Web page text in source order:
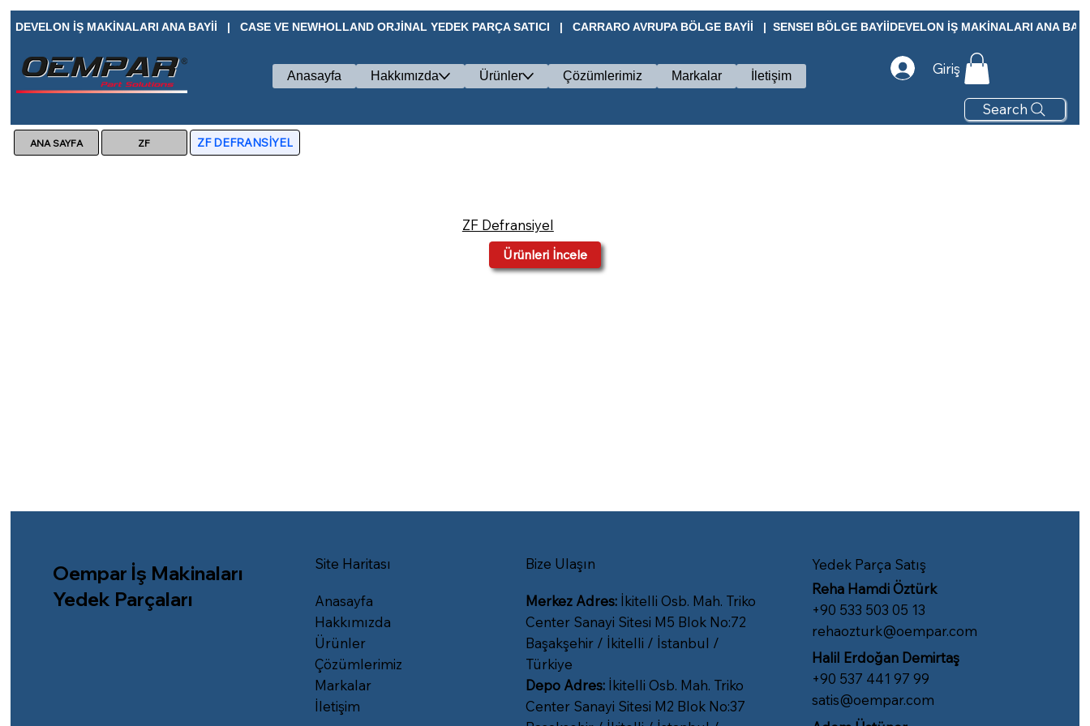
DEVELON İŞ MAKİNALARI ANA BAYİİ   |   CASE VE NEWHOLLAND ORJİNAL YEDEK PARÇA SATICI   |   CARRARO AVRUPA BÖLGE BAYİİ   |  SENSEI BÖLGE BAYİİ
Anasayfa Hakkımızda Ürünler Çözümlerimiz Markalar İletişim Giriş
Search
ZF ZF DEFRANSİYEL
ZF Defransiyel
Ürünleri İncele
Oempar İş Makinaları
Yedek Parçaları
Site Haritası
Anasayfa
Hakkımızda
Ürünler
Çözümlerimiz
Markalar
İletişim
Bize Ulaşın
Merkez Adres: İkitelli Osb. Mah. Triko
Center Sanayi Sitesi M5 Blok No:72
Başakşehir / İkitelli / İstanbul /
Türkiye
Depo Adres: İkitelli Osb. Mah. Triko
Center Sanayi Sitesi M2 Blok No:37
Yedek Parça Satış
Reha Hamdi Öztürk
​+90 533 503 05 13
rehaozturk@oempar.com
Halil Erdoğan Demirtaş
+90 537 441 97 99
satis@oempar.com